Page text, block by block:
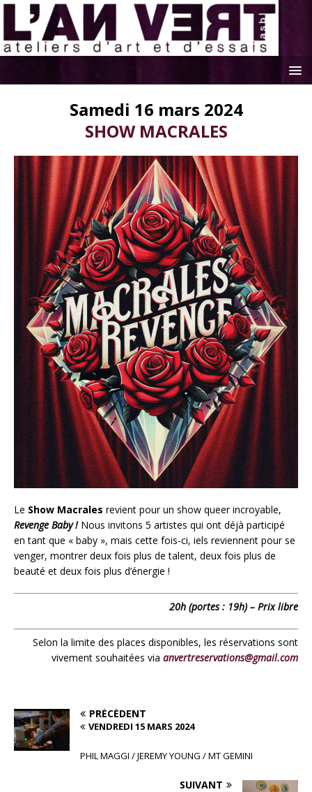
Samedi 16 mars 2024
SHOW MACRALES
Le Show Macrales revient pour un show queer incroyable,
Revenge Baby !Nous invitons 5 artistes qui ont déjà participé
en tant que « baby », mais cette fois-ci, iels reviennent pour se
venger, montrer deux fois plus de talent, deux fois plus de
beauté et deux fois plus d’énergie !
20h (portes : 19h) – Prix libre
Selon la limite des places disponibles, les réservations sont
vivement souhaitées via anvertreservations@gmail.com
PRÉCÉDENT
VENDREDI 15 MARS 2024
PHIL MAGGI / JEREMY YOUNG / MT GEMINI
SUIVANT